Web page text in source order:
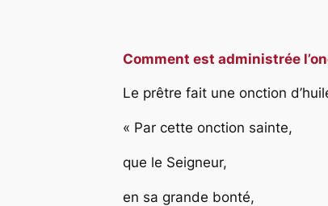
Comment est administrée
Le prêtre fait une onction
« Par cette onction sainte,
que le Seigneur,
en sa grande bonté,